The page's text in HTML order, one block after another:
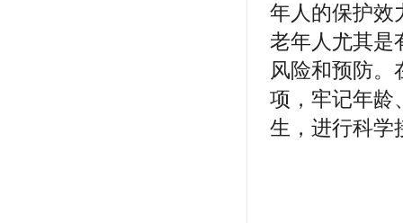
年人的保护效
老年人尤其是
风险和预防。
项，牢记年龄
生，进行科学